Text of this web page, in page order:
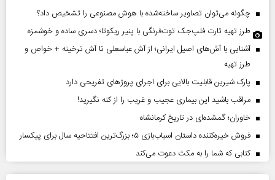
چگونه می‌توان تصاویر ساخته‌شده با هوش مصنوعی را تشخیص داد؟
طرز تهیه تارت فلپ‌جک توت‌فرنگی با پنیر ریکوتا؛ دسری ساده و خوشمزه
آشنایی با آش‌های اصیل ایرانی؛ از آش عباسعلی تا آش ترخینه + خواص و
طرز تهیه
پارک شیرین قابلیت‌ بالایی برای اجرای پروژهای تفریحی دارد
مراقب باشید این بیماری عجیب و غریب را از کنه نگیرید!
خاوران؛ گمشده‌ای در تاریخ کرمانشاه
فروش خیره‌کننده داستان اسباب‌بازی ۵؛ بزرگ‌ترین افتتاحیه سال برای پیکسار
کتابی که شما را به مکث دعوت می‌کند